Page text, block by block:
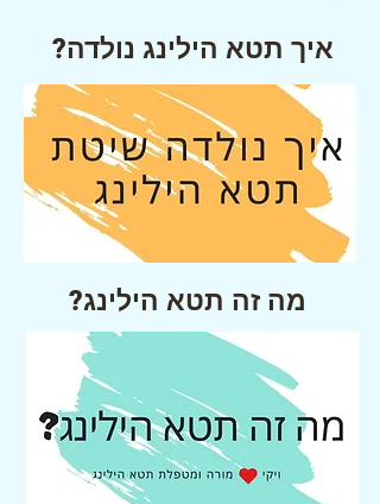
איך תטא הילינג נולדה?
?מה זה תטא הילינג